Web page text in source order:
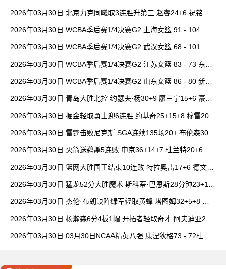
2026年03月30日 北京力克同曦取3连胜升第三 赵睿24+6 祝铭震1
2026年03月30日 WCBA季后赛1/4决赛G2 上海女篮 91 - 104 四
2026年03月30日 WCBA季后赛1/4决赛G2 武汉女篮 68 - 101 山
2026年03月30日 WCBA季后赛1/4决赛G2 江苏女篮 83 - 73 东莞
2026年03月30日 WCBA季后赛1/4决赛G2 山东女篮 86 - 80 新疆
2026年03月30日 青岛大胜北控 约瑟夫·杨30+9 廖三宁15+6 豪斯
2026年03月30日 掘金轻取勇士迎6连胜 约基奇25+15+8 穆雷20+
2026年03月30日 雷霆击败尼克斯 SGA连续135场20+ 布伦森30分
2026年03月30日 火箭送鹈鹕5连败 申京36+14+7 杜兰特20+6 锡
2026年03月30日 篮网大胜国王结束10连败 特拉奥雷17+6 德文·
2026年03月30日 猛龙52分大胜魔术 斯科蒂·巴恩斯28分钟23+15
2026年03月30日 杰伦·布朗缺阵绿军轻取黄蜂 塔图姆32+5+8 普
2026年03月30日 杨瀚森6分4板1帽 开拓者轻取奇才 阿夫迪亚20+
2026年03月30日 03月30日NCAA精英八强 康涅狄格73 - 72杜克